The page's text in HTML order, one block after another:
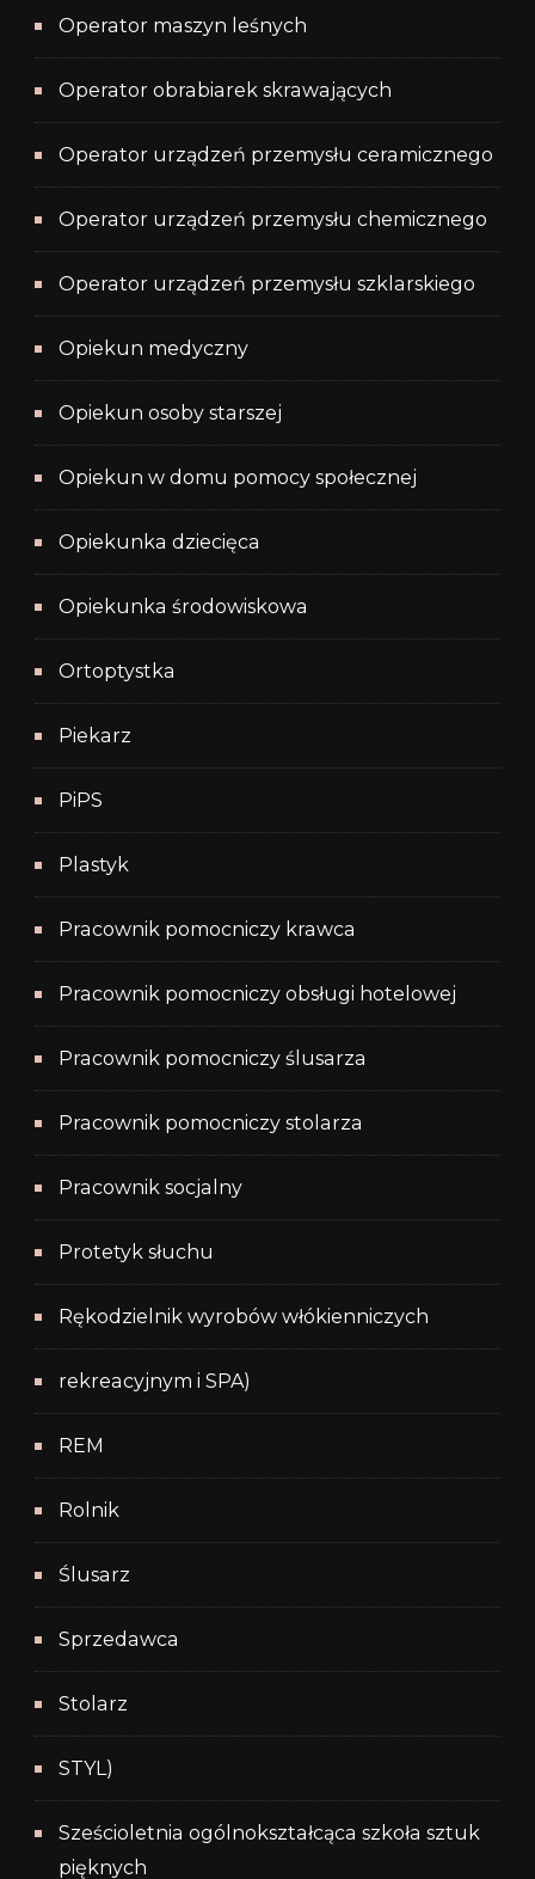
Operator maszyn leśnych
Operator obrabiarek skrawających
Operator urządzeń przemysłu ceramicznego
Operator urządzeń przemysłu chemicznego
Operator urządzeń przemysłu szklarskiego
Opiekun medyczny
Opiekun osoby starszej
Opiekun w domu pomocy społecznej
Opiekunka dziecięca
Opiekunka środowiskowa
Ortoptystka
Piekarz
PiPS
Plastyk
Pracownik pomocniczy krawca
Pracownik pomocniczy obsługi hotelowej
Pracownik pomocniczy ślusarza
Pracownik pomocniczy stolarza
Pracownik socjalny
Protetyk słuchu
Rękodzielnik wyrobów włókienniczych
rekreacyjnym i SPA)
REM
Rolnik
Ślusarz
Sprzedawca
Stolarz
STYL)
Sześcioletnia ogólnokształcąca szkoła sztuk
pięknych